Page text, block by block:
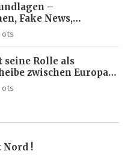
–
Fake News,
| dpa-Akademie
ots
seine Rolle als
zwischen Europa
ots
Nord !